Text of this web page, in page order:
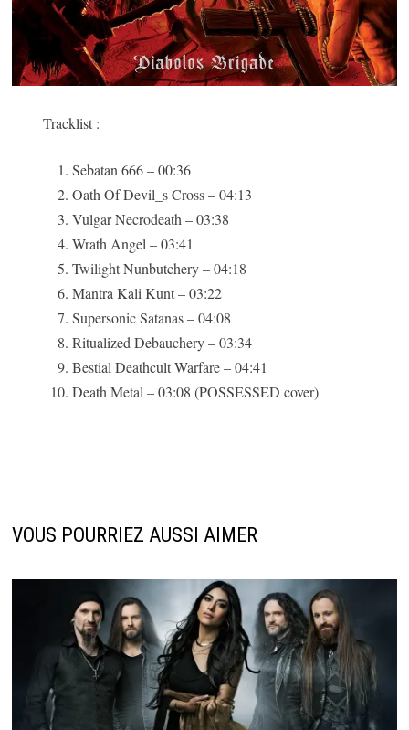
Tracklist :
Sebatan 666 – 00:36
Oath Of Devil_s Cross – 04:13
Vulgar Necrodeath – 03:38
Wrath Angel – 03:41
Twilight Nunbutchery – 04:18
Mantra Kali Kunt – 03:22
Supersonic Satanas – 04:08
Ritualized Debauchery – 03:34
Bestial Deathcult Warfare – 04:41
Death Metal – 03:08 (POSSESSED cover)
VOUS POURRIEZ AUSSI AIMER